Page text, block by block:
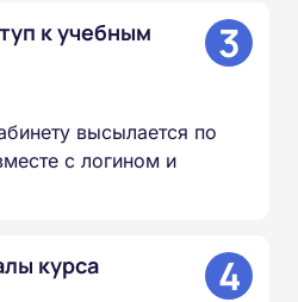
к учебным
3
высылается по
с логином и
курса 4